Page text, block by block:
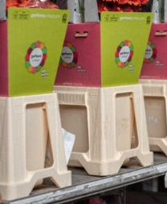
constant verbeteren
aan mijn werk.
dat als een uitdaging
verwachtingen te
zien hoe onze
wetende dat ik een